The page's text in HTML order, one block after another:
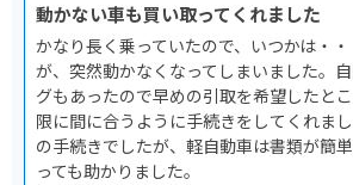
動かない車も買い取ってくれました
かなり長く乗っていたので、いつかは・
が、突然動かなくなってしまいました。
グもあったので早めの引取を希望したと
限に間に合うように手続きをしてくれま
の手続きでしたが、軽自動車は書類が簡
っても助かりました。